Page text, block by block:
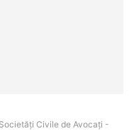
Civile de Avocați -